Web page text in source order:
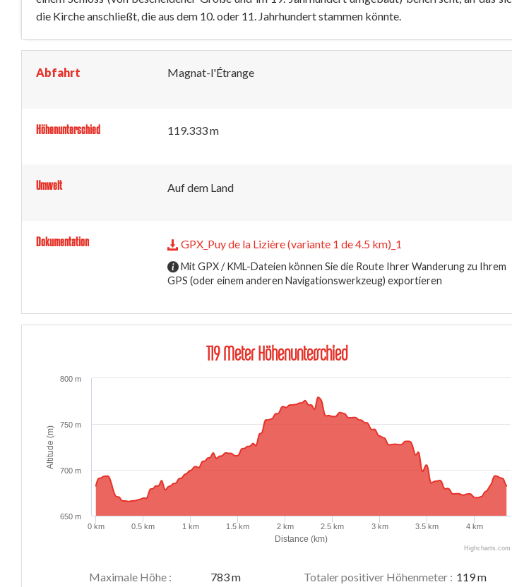
die Kirche anschließt, die aus dem 10. oder 11. Jahrhundert stammen könnte.
Abfahrt Magnat-l'Étrange
Höhenunterschied 119.333 m
Umwelt Auf dem Land
Dokumentation GPX_Puy de la Lizière (variante 1 de 4.5 km)_1
Mit GPX / KML-Dateien können Sie die Route Ihrer Wanderung zu Ihrem
GPS (oder einem anderen Navigationswerkzeug) exportieren
119 Meter Höhenunterschied
Distance (km)
Altitude (m)
0 km 0.5 km 1 km 1.5 km 2 km 2.5 km 3 km 3.5 km 4 km
650 m
700 m
750 m
800 m
Highcharts.com
Maximale Höhe :
783 m
Totaler positiver Höhenmeter : 119 m